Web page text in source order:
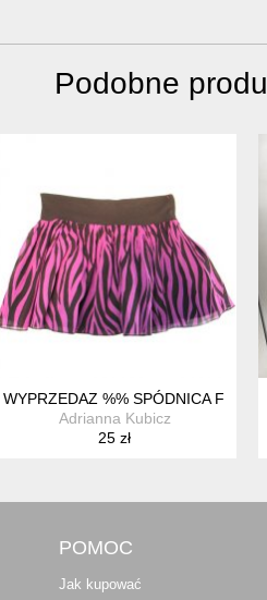
Podobne
WYPRZEDAZ %% SPÓDNICA
Adrianna Kubicz
25 zł
POMOC
Jak kupować